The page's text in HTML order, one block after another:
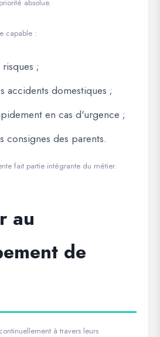
absolue.
capable :
;
accidents domestiques ;
en cas d'urgence ;
consignes des parents.
fait partie intégrante du métier.
au
de
à travers leurs